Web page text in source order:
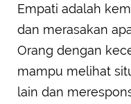
Empati adalah
dan merasakan
Orang dengan
mampu melihat
lain dan